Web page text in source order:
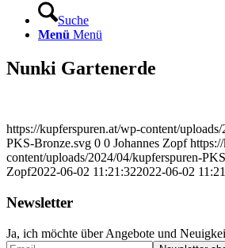
Suche
Menü Menü
Nunki Gartenerde
https://kupferspuren.at/wp-content/
PKS-Bronze.svg 0 0 Johannes Zopf
content/uploads/2024/04/kupferspuren-
Zopf2022-06-02 11:21:322022-06-02
Newsletter
Ja, ich möchte über Angebote und